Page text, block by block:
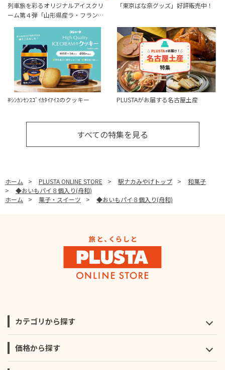
列車旅を彩るオリジナルアイスクリ
ーム第４弾「山形県産ラ・フラン…
「東京ばな奈グッズ」好評販売中！
#ｼﾝｶﾝｾﾝｽｺﾞｲｶﾀｲｱｲｽのクッキー PLUSTAがお届する名古屋土産
すべての特集を見る
ホーム > PLUSTA ONLINE STORE > 駅ナカみやげトップ >
和菓子
>
◆おいもパイ８個入り(舟和)
ホーム
> 菓子・スイーツ > ◆おいもパイ８個入り(舟和)
カテゴリから探す
価格から探す